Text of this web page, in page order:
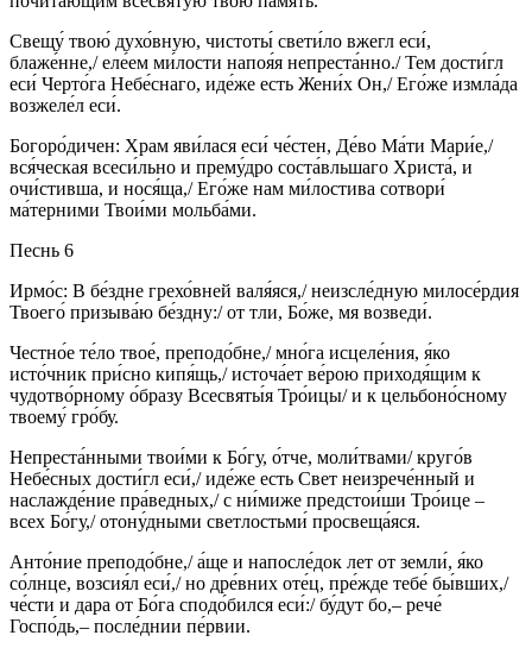
Свещу́ твою́ духо́вную, чистоты́ свети́ло вжегл еси́,
блаже́нне,/ еле́ем ми́лости напоя́я непреста́нно./ Тем дости́гл
еси́ Черто́га Небе́снаго, иде́же есть Жени́х Он,/ Его́же измла́да
возжеле́л еси́.
Богоро́дичен: Храм яви́лася еси́ че́стен, Де́во Ма́ти Мари́е,/
вся́ческая всеси́льно и прему́дро соста́вльшаго Христа́, и
очи́стивша, и нося́ща,/ Его́же нам ми́лостива сотвори́
ма́терними Твои́ми мольба́ми.
Песнь 6
Ирмо́с: В бе́здне грехо́вней валя́яся,/ неизсле́дную милосе́рдия
Твоего́ призыва́ю бе́здну:/ от тли, Бо́же, мя возведи́.
Честно́е те́ло твое́, преподо́бне,/ мно́га исцеле́ния, я́ко
исто́чник при́сно кипя́щь,/ источа́ет ве́рою приходя́щим к
чудотво́рному о́бразу Всесвяты́я Тро́ицы/ и к цельбоно́сному
твоему́ гро́бу.
Непреста́нными твои́ми к Бо́гу, о́тче, моли́твами/ круго́в
Небе́сных дости́гл еси́,/ иде́же есть Свет неизрече́нный и
наслажде́ние пра́ведных,/ с ни́миже предстои́ши Тро́ице –
всех Бо́гу,/ отону́дными светлостьми́ просвеща́яся.
Анто́ние преподо́бне,/ а́ще и напосле́док лет от земли́, я́ко
со́лнце, возсия́л еси́,/ но дре́вних оте́ц, пре́жде тебе́ бы́вших,/
че́сти и дара от Бо́га сподо́бился еси́:/ бу́дут бо,– рече́
Госпо́дь,– после́днии пе́рвии.